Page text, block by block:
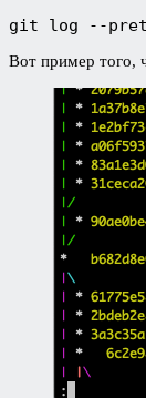
git log --
Вот пример того,